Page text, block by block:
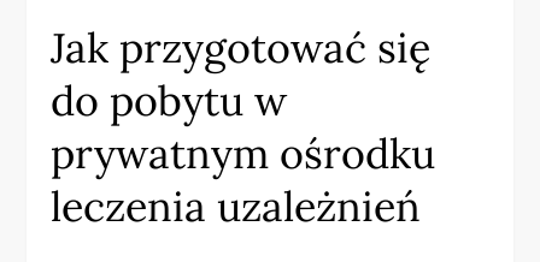
Jak przygotować się
do pobytu w
prywatnym ośrodku
leczenia uzależnień